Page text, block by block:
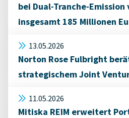
bei Dual-Tranche-
insgesamt 185 Millionen
13.05.2026
Norton Rose Fulbright
strategischem Joint
11.05.2026
Mitiska REIM erweitert